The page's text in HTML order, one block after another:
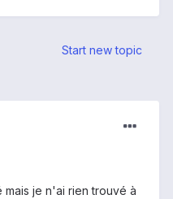
Start new topic
je n'ai rien trouvé à